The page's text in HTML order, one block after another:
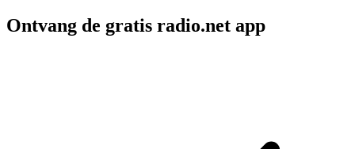
Ontvang de gratis radio.net app